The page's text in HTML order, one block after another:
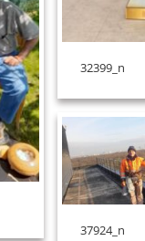
32399_n
37924_n